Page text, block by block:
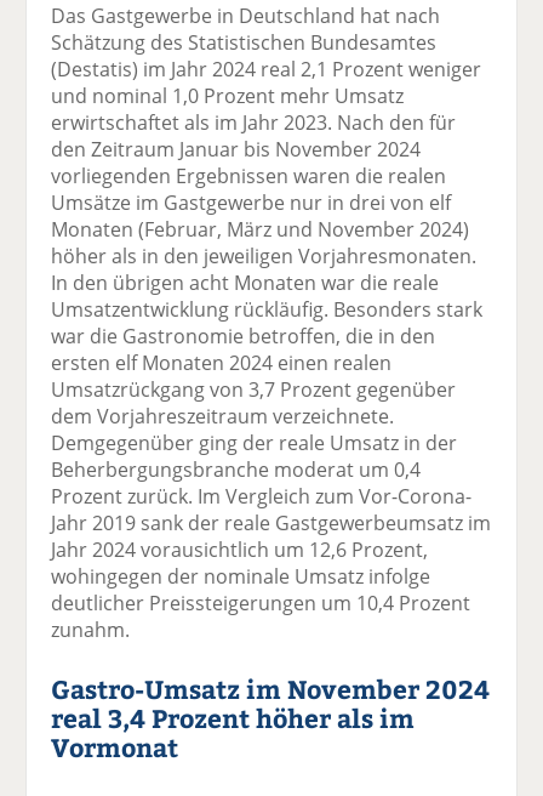
uf
F
ac
e
b
o
o
k
te
il
e
n
wi
tt
er
n
uf
Li
n
e
di
n
te
il
e
n
m
l
er
se
n
d
n
e
Das Gastgewerbe in Deutschland hat nach
Schätzung des Statistischen Bundesamtes
(Destatis) im Jahr 2024 real 2,1 Prozent weniger
und nominal 1,0 Prozent mehr Umsatz
erwirtschaftet als im Jahr 2023. Nach den für
den Zeitraum Januar bis November 2024
vorliegenden Ergebnissen waren die realen
Umsätze im Gastgewerbe nur in drei von elf
Monaten (Februar, März und November 2024)
höher als in den jeweiligen Vorjahresmonaten.
In den übrigen acht Monaten war die reale
Umsatzentwicklung rückläufig. Besonders stark
war die Gastronomie betroffen, die in den
ersten elf Monaten 2024 einen realen
Umsatzrückgang von 3,7 Prozent gegenüber
dem Vorjahreszeitraum verzeichnete.
Demgegenüber ging der reale Umsatz in der
Beherbergungsbranche moderat um 0,4
Prozent zurück. Im Vergleich zum Vor-Corona-
Jahr 2019 sank der reale Gastgewerbeumsatz im
Jahr 2024 vorausichtlich um 12,6 Prozent,
wohingegen der nominale Umsatz infolge
deutlicher Preissteigerungen um 10,4 Prozent
zunahm.
Gastro-Umsatz im November 2024
real 3,4 Prozent höher als im
Vormonat